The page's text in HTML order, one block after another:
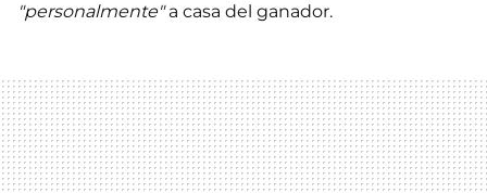
"personalmente"a casa del ganador.